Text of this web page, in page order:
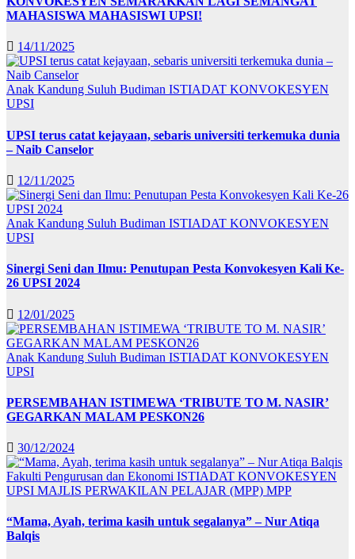
MAHASISWA MAHASISWI UPSI!
14/11/2025
Anak Kandung Suluh Budiman ISTIADAT KONVOKESYEN
UPSI
UPSI terus catat kejayaan, sebaris universiti terkemuka dunia
– Naib Canselor
12/11/2025
Anak Kandung Suluh Budiman ISTIADAT KONVOKESYEN
UPSI
Sinergi Seni dan Ilmu: Penutupan Pesta Konvokesyen Kali Ke-
26 UPSI 2024
12/01/2025
Anak Kandung Suluh Budiman ISTIADAT KONVOKESYEN
UPSI
PERSEMBAHAN ISTIMEWA ‘TRIBUTE TO M. NASIR’
GEGARKAN MALAM PESKON26
30/12/2024
Fakulti Pengurusan dan Ekonomi ISTIADAT KONVOKESYEN
UPSI MAJLIS PERWAKILAN PELAJAR (MPP) MPP
“Mama, Ayah, terima kasih untuk segalanya” – Nur Atiqa
Balqis